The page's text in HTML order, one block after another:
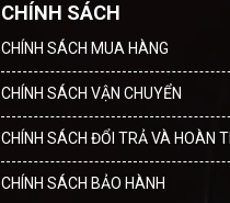
CHÍNH SÁCH
CHÍNH SÁCH MUA HÀNG
CHÍNH SÁCH VẬN CHUYỂN
CHÍNH SÁCH ĐỔI TRẢ VÀ HOÀN
CHÍNH SÁCH BẢO HÀNH